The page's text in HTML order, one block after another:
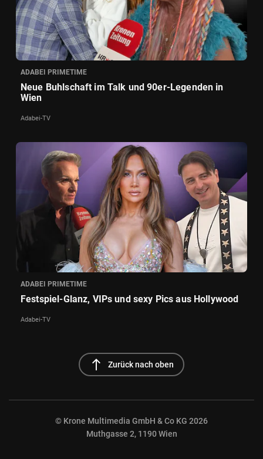
ADABEI PRIMETIME
Neue Buhlschaft im Talk und 90er-Legenden in
Wien
Adabei-TV
ADABEI PRIMETIME
Festspiel-Glanz, VIPs und sexy Pics aus Hollywood
Adabei-TV
north Zurück nach oben
© Krone Multimedia GmbH & Co KG 2026
Muthgasse 2, 1190 Wien